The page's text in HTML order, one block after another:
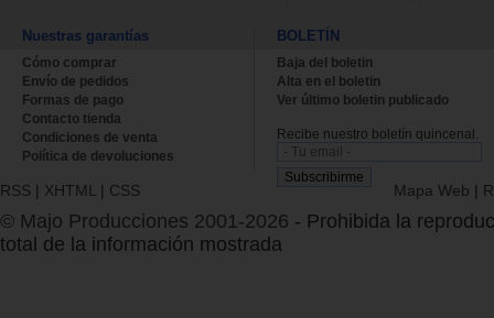
Nuestras garantías
Cómo comprar
Envío de pedidos
Formas de pago
Contacto tienda
Condiciones de venta
Política de devoluciones
BOLETÍN
Baja del boletin
Alta en el boletin
Ver último boletin publicado
Recibe nuestro boletín quincenal.
RSS | XHTML | CSS Mapa Web |
© Majo Producciones 2001-2026 - Prohibida la
total de la información mostrada